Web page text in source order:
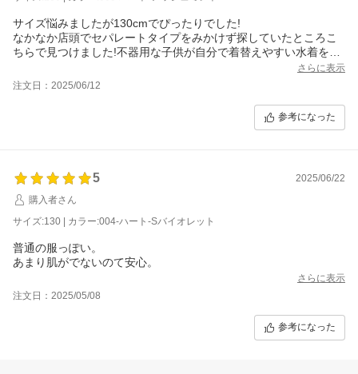
サイズ悩みましたが130cmでぴったりでした!
なかなか店頭でセパレートタイプをみかけず探していたところこ
ちらで見つけました!不器用な子供が自分で着替えやすい水着をさ
さらに表示
注文日：2025/06/12
参考になった
5
2025/06/22
購入者さん
サイズ:130 | カラー:004-ハート-Sバイオレット
普通の服っぽい。
あまり肌がでないのて安心。
さらに表示
注文日：2025/05/08
参考になった